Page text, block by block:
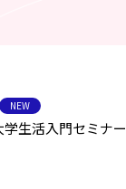
NEW
生活入門セミナー